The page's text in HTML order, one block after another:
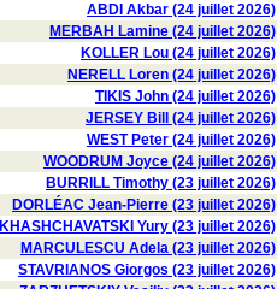
ABDI Akbar (24 juillet 2026)
MERBAH Lamine (24 juillet 2026)
KOLLER Lou (24 juillet 2026)
NERELL Loren (24 juillet 2026)
TIKIS John (24 juillet 2026)
JERSEY Bill (24 juillet 2026)
WEST Peter (24 juillet 2026)
WOODRUM Joyce (24 juillet 2026)
BURRILL Timothy (23 juillet 2026)
DORLÉAC Jean-Pierre (23 juillet 2026)
KHASHCHAVATSKI Yury (23 juillet 2026)
MARCULESCU Adela (23 juillet 2026)
STAVRIANOS Giorgos (23 juillet 2026)